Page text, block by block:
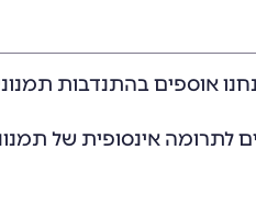
אוספים בהתנדבות
לתרומה אינסופית של